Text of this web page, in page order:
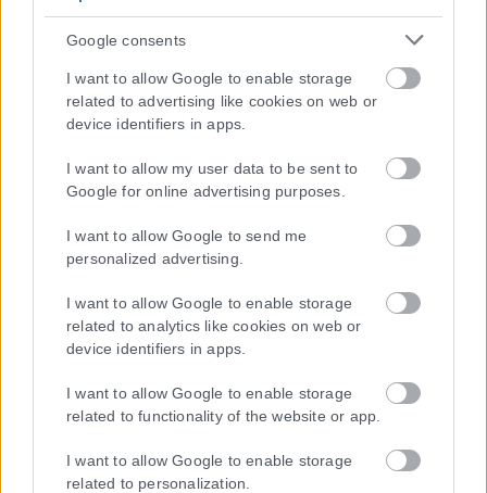
Google consents
I want to allow Google to enable storage
related to advertising like cookies on web or
device identifiers in apps.
I want to allow my user data to be sent to
Google for online advertising purposes.
I want to allow Google to send me
personalized advertising.
I want to allow Google to enable storage
related to analytics like cookies on web or
device identifiers in apps.
I want to allow Google to enable storage
related to functionality of the website or app.
I want to allow Google to enable storage
related to personalization.
Η εταιρεία με την επωνυμία “POLITICAL MEDIA GROUP A.E.” και κατ’
επέκταση η ιστοσελίδα που κατέχει αυτή “www.karfitsa.gr”
συμμορφώνονται με τη Σύσταση (ΕΕ) 2018/334 της Επιτροπής της
1ης Μαρτίου 2018 σχετικά με τα μέτρα για την αποτελεσματική
αντιμετώπιση του παράνομου περιεχομένου στο διαδίκτυο (L 63).
Μοναδικός αριθμός Μ.Η.Τ. 262048
ΤΑ ΠΡΩΤΟΣΕΛΙΔΑ ΣΗΜΕΡΑ